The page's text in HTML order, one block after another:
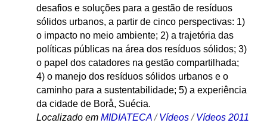
desafios e soluções para a gestão de resíduos
sólidos urbanos, a partir de cinco perspectivas: 1)
o impacto no meio ambiente; 2) a trajetória das
políticas públicas na área dos resíduos sólidos; 3)
o papel dos catadores na gestão compartilhada;
4) o manejo dos resíduos sólidos urbanos e o
caminho para a sustentabilidade; 5) a experiência
da cidade de Borå, Suécia.
Localizado em MIDIATECA /Vídeos /Vídeos 2011